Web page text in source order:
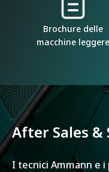
Brochure delle
macchine leggere
After Sales &
I tecnici Ammann e